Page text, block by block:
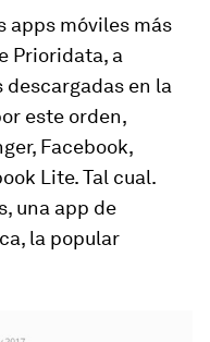
apps móviles más
Prioridata, a
descargadas en la
este orden,
Facebook,
Lite. Tal cual.
una app de
la popular